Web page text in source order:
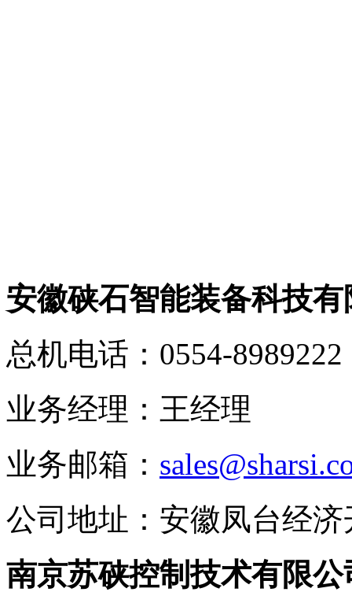
安徽硖石智能装备科技有
总机电话：0554-8989222
业务经理：王经理
业务邮箱：
公司地址：安徽凤台经
南京苏硖控制技术有限公